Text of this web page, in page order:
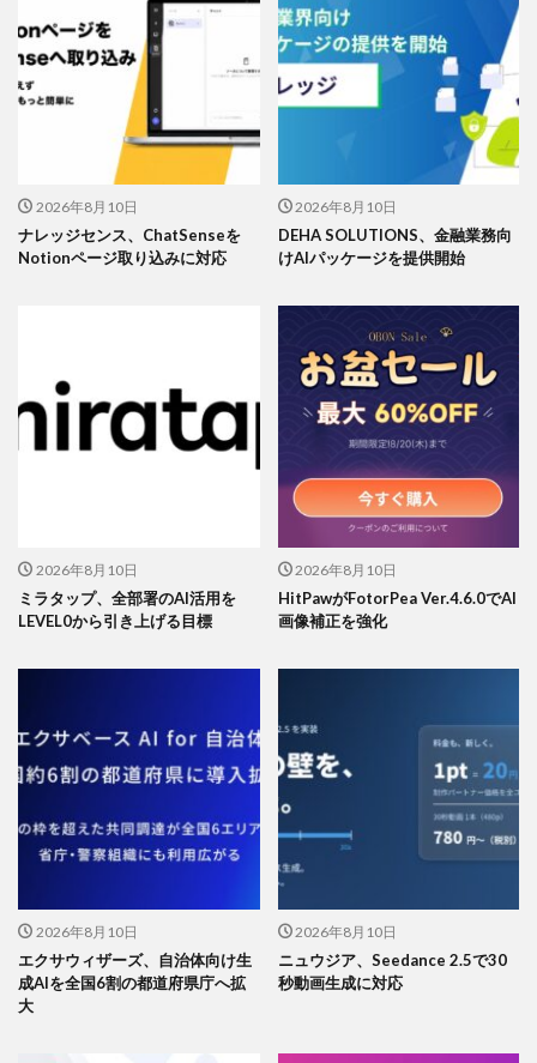
2026年8月10日
ナレッジセンス、ChatSenseを
Notionページ取り込みに対応
2026年8月10日
DEHA SOLUTIONS、金融業務向
けAIパッケージを提供開始
2026年8月10日
ミラタップ、全部署のAI活用を
LEVEL0から引き上げる目標
2026年8月10日
HitPawがFotorPea Ver.4.6.0でAI
画像補正を強化
2026年8月10日
エクサウィザーズ、自治体向け生
成AIを全国6割の都道府県庁へ拡
大
2026年8月10日
ニュウジア、Seedance 2.5で30
秒動画生成に対応